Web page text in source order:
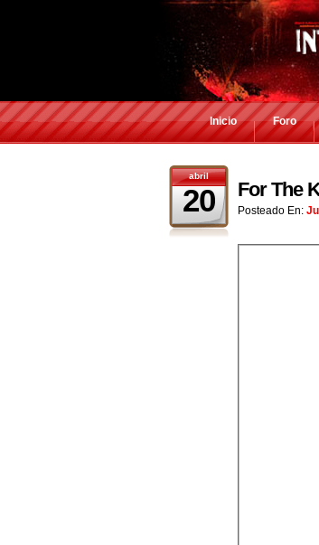
Inicio Foro
abril
20 For The
Posteado En: